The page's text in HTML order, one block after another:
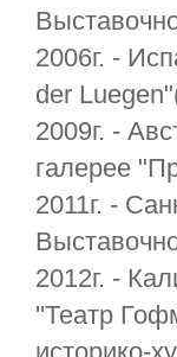
2006г. -
der
2009г. -
галерее
2011г. -
2012г. -
''Театр